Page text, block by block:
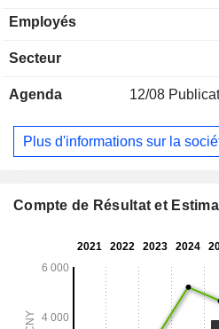
et de pommades. Le
activités. Les principaux
crème analgésique
produits. La société exerce
le marché intérieur.
Employés
Secteur
Agenda 12/08
Plus d'informations sur la
Compte de Résultat et